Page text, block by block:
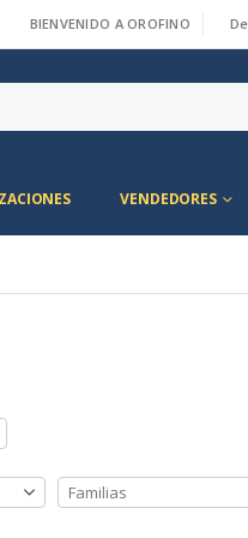
BIENVENIDO A OROFINO
VENDEDORES